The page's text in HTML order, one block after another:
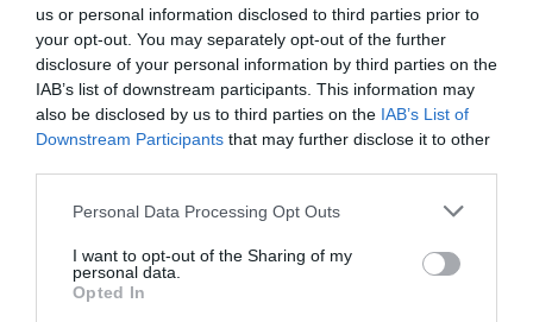
us or personal information disclosed to third parties prior to
your opt-out. You may separately opt-out of the further
disclosure of your personal information by third parties on the
IAB’s list of downstream participants. This information may
also be disclosed by us to third parties on the IAB’s List of
Downstream Participants that may further disclose it to other
Personal Data Processing Opt Outs
I want to opt-out of the Sharing of my
personal data.
Opted In
Índex2P
ACB
Compartir
Imprimir